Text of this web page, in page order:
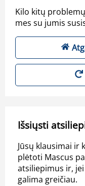
Kilo kitų
mes su jumis
Išsiųsti
Jūsų klausimai ir
plėtoti Mascus
atsiliepimus ir,
galima greičiau.